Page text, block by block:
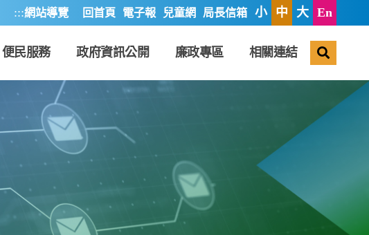
:::網站導覽 回首頁 電子報 兒童網 局長信箱 小 中 大 En
便民服務 政府資訊公開 廉政專區 相關連結